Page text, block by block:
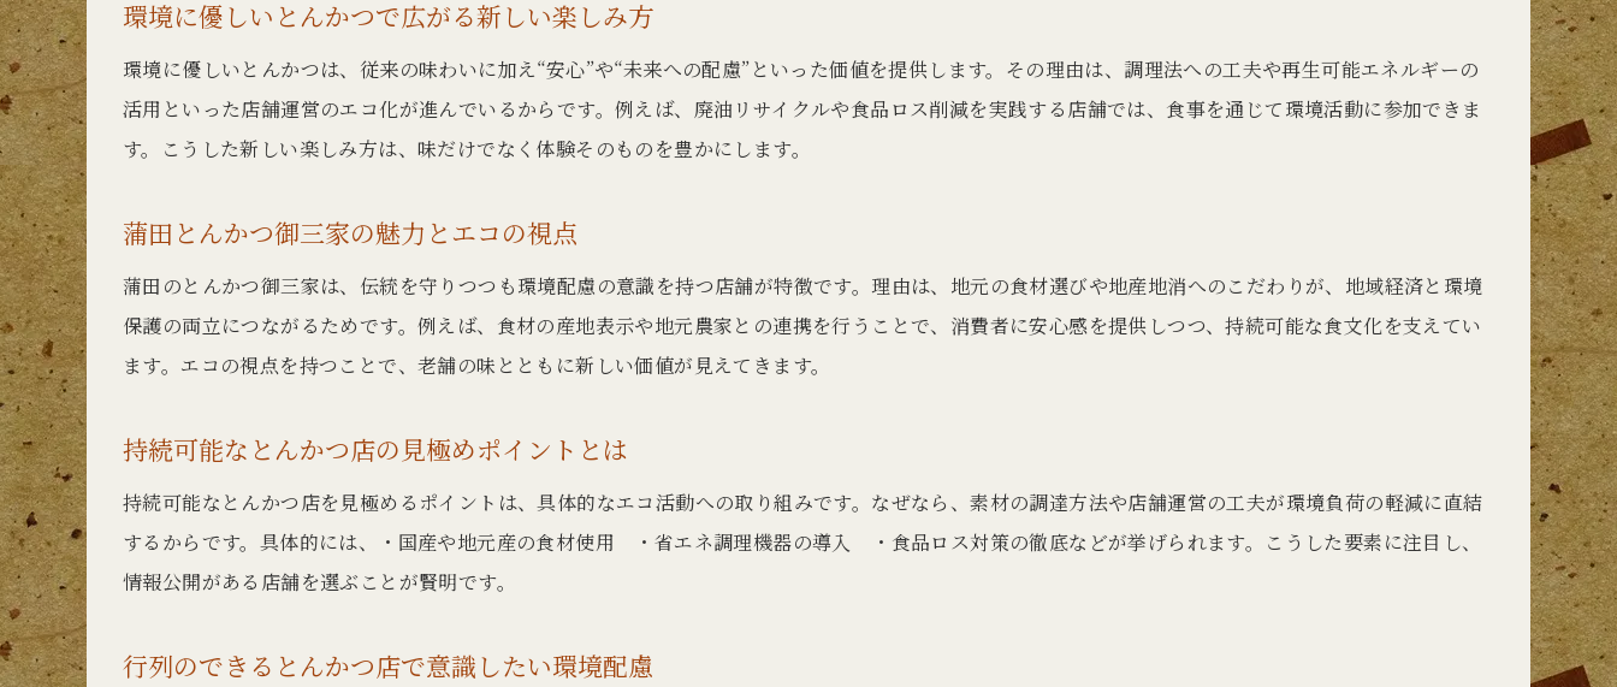
とんかつの素材選びで叶える環境負荷軽減
御三家がこだわるサステナブル素材の重要性
ごまする店で味わう持続可能な素材の秘密
素材と調理法から探る環境配慮型とんかつ
行列店で採用される環境配慮型の調理技
とんかつで巡る渋谷区・大田区の食文化探訪
環境に優しいとんかつで広がる新しい楽しみ方
環境に優しいとんかつは、従来の味わいに加え“安心”や“未来への配慮”といった価値を提供します。その理由は、調理法への工夫や再生可能エネルギーの
活用といった店舗運営のエコ化が進んでいるからです。例えば、廃油リサイクルや食品ロス削減を実践する店舗では、食事を通じて環境活動に参加できま
す。こうした新しい楽しみ方は、味だけでなく体験そのものを豊かにします。
蒲田とんかつ御三家の魅力とエコの視点
蒲田のとんかつ御三家は、伝統を守りつつも環境配慮の意識を持つ店舗が特徴です。理由は、地元の食材選びや地産地消へのこだわりが、地域経済と環境
保護の両立につながるためです。例えば、食材の産地表示や地元農家との連携を行うことで、消費者に安心感を提供しつつ、持続可能な食文化を支えてい
ます。エコの視点を持つことで、老舗の味とともに新しい価値が見えてきます。
持続可能なとんかつ店の見極めポイントとは
持続可能なとんかつ店を見極めるポイントは、具体的なエコ活動への取り組みです。なぜなら、素材の調達方法や店舗運営の工夫が環境負荷の軽減に直結
するからです。具体的には、・国産や地元産の食材使用 ・省エネ調理機器の導入 ・食品ロス対策の徹底などが挙げられます。こうした要素に注目し、
情報公開がある店舗を選ぶことが賢明です。
行列のできるとんかつ店で意識したい環境配慮